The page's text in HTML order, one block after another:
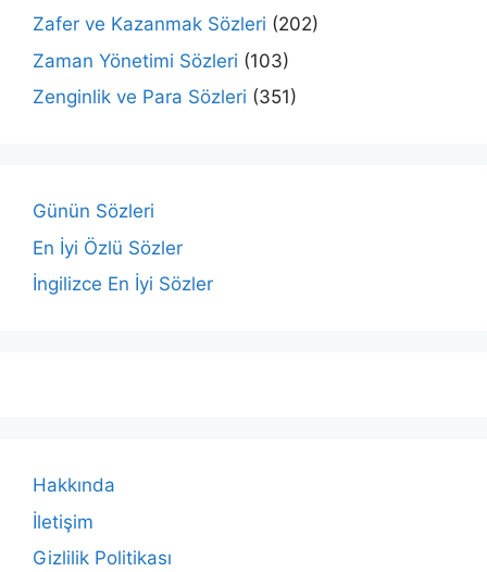
Zafer ve Kazanmak Sözleri (202)
Zaman Yönetimi Sözleri (103)
Zenginlik ve Para Sözleri (351)
Günün Sözleri
En İyi Özlü Sözler
İngilizce En İyi Sözler
Hakkında
İletişim
Gizlilik Politikası